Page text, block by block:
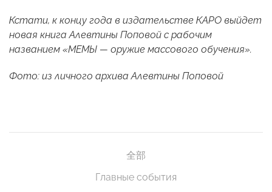
Кстати, к концу года в издательстве КАРО выйдет
новая книга Алевтины Поповой с рабочим
названием «МЕМЫ — оружие массового обучения».
Фото: из личного архива Алевтины Поповой
全部
Главные события